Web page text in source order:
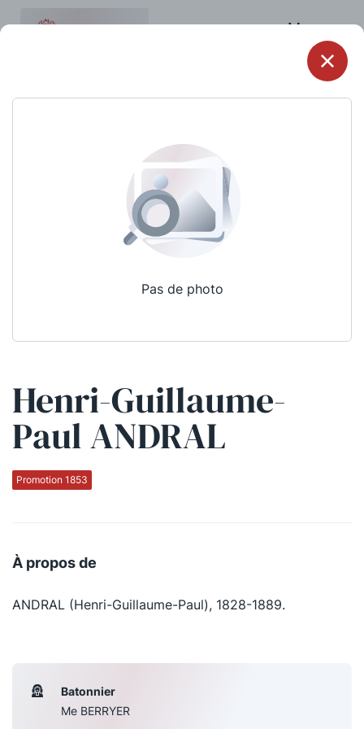
Menu
Pas de photo
Henri-Guillaume-
Paul ANDRAL
Promotion 1853
À propos de
ANDRAL (Henri-Guillaume-Paul), 1828-1889.
Batonnier
Me BERRYER
Qui sommes-nous ?
La Conférence
La défense pénale
Le Concours de la Conférence
La Petite Conférence